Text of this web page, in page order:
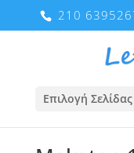
210
Επιλογή Σελίδας